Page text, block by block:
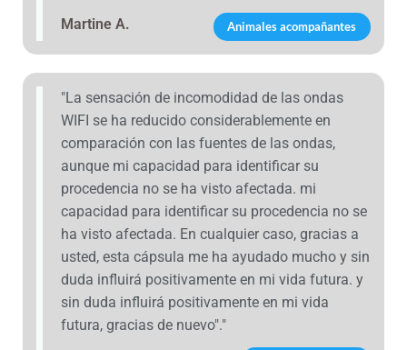
Martine A.
Animales acompañantes
"La sensación de incomodidad de las ondas
WIFI se ha reducido considerablemente en
comparación con las fuentes de las ondas,
aunque mi capacidad para identificar su
procedencia no se ha visto afectada. mi
capacidad para identificar su procedencia no se
ha visto afectada. En cualquier caso, gracias a
usted, esta cápsula me ha ayudado mucho y sin
duda influirá positivamente en mi vida futura. y
sin duda influirá positivamente en mi vida
futura, gracias de nuevo"."